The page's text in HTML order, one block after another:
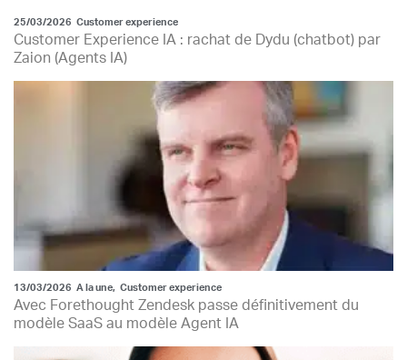
25/03/2026 Customer experience
Customer Experience IA : rachat de Dydu (chatbot) par
Zaion (Agents IA)
13/03/2026 A la une, Customer experience
Avec Forethought Zendesk passe définitivement du
modèle SaaS au modèle Agent IA